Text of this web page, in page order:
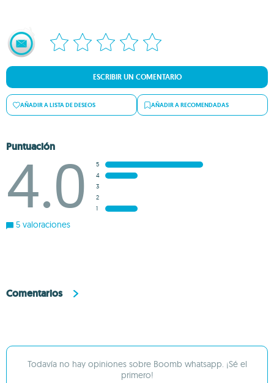
ESCRIBIR UN COMENTARIO
AÑADIR A LISTA DE DESEOS AÑADIR A RECOMENDADAS
Puntuación
4.0
5
4
3
2
1
5 valoraciones
Comentarios
Todavía no hay opiniones sobre Boomb whatsapp. ¡Sé el
primero!